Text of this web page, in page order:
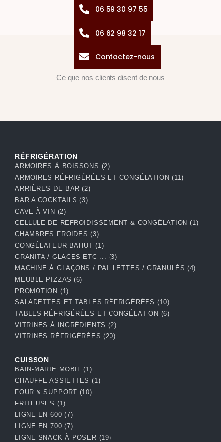
Ce que nos clients disent de nous
RÉFRIGÉRATION
ARMOIRES À BOISSONS (2)
ARMOIRES RÉFRIGÉRÉES ET CONGÉLATION(11)
ARRIÈRES DE BAR(2)
BAR A COCKTAILS(3)
CAVE À VIN (2)
CELLULE DE REFROIDISSEMENT & CONGÉLATION (1)
CHAMBRES FROIDES(3)
CONGÉLATEUR BAHUT(1)
GRANITA / GLACES ETC ... (3)
MACHINE À GLAÇONS / PAILLETTES / GRANULÉS (4)
MEUBLE PIZZAS (6)
PROMOTION (1)
SALADETTES ET TABLES RÉFRIGÉRÉES (10)
TABLES RÉFRIGÉRÉES ET CONGÉLATION (6)
VITRINES À INGRÉDIENTS (2)
VITRINES RÉFRIGÉRÉES(20)
CUISSON
BAIN-MARIE MOBIL(1)
CHAUFFE ASSIETTES(1)
FOUR & SUPPORT (10)
FRITEUSES (1)
LIGNE EN 600(7)
LIGNE EN 700(7)
LIGNE SNACK À POSER (19)
06 59 30 97 55
06 62 98 32 17
Contactez-nous